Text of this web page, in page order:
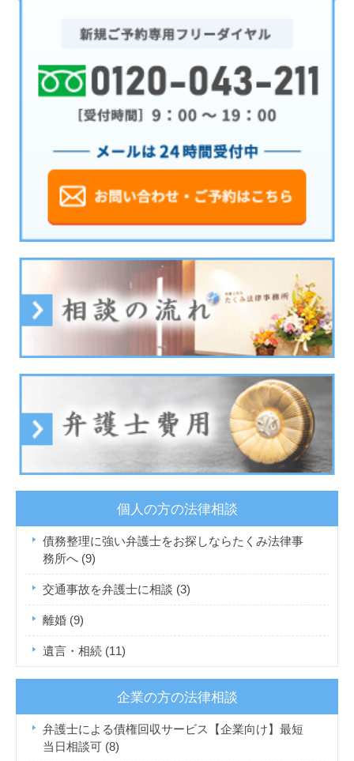
個人の方の法律相談
債務整理に強い弁護士をお探しならたくみ法律事
務所へ (9)
交通事故を弁護士に相談 (3)
離婚 (9)
遺言・相続 (11)
企業の方の法律相談
弁護士による債権回収サービス【企業向け】最短
当日相談可 (8)